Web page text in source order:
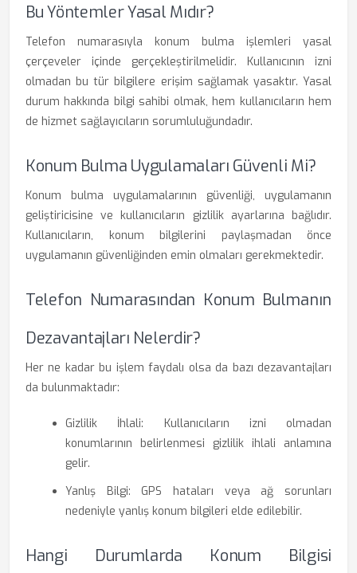
Bu Yöntemler Yasal Mıdır?
Telefon numarasıyla konum bulma işlemleri yasal
çerçeveler içinde gerçekleştirilmelidir. Kullanıcının izni
olmadan bu tür bilgilere erişim sağlamak yasaktır. Yasal
durum hakkında bilgi sahibi olmak, hem kullanıcıların hem
de hizmet sağlayıcıların sorumluluğundadır.
Konum Bulma Uygulamaları Güvenli Mi?
Konum bulma uygulamalarının güvenliği, uygulamanın
geliştiricisine ve kullanıcıların gizlilik ayarlarına bağlıdır.
Kullanıcıların, konum bilgilerini paylaşmadan önce
uygulamanın güvenliğinden emin olmaları gerekmektedir.
Telefon Numarasından Konum Bulmanın
Dezavantajları Nelerdir?
Her ne kadar bu işlem faydalı olsa da bazı dezavantajları
da bulunmaktadır:
Gizlilik İhlali: Kullanıcıların izni olmadan
konumlarının belirlenmesi gizlilik ihlali anlamına
gelir.
Yanlış Bilgi: GPS hataları veya ağ sorunları
nedeniyle yanlış konum bilgileri elde edilebilir.
Hangi Durumlarda Konum Bilgisi